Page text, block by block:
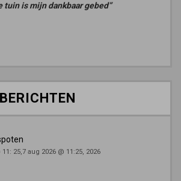
tuin is mijn dankbaar gebed”
11: 25,7 aug 2026 @ 11:25, 2026